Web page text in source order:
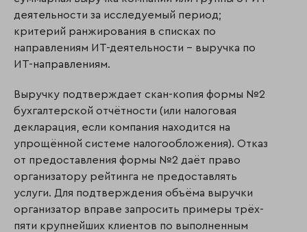
деятельности за исследуемый период;
критерий ранжирования в списках по
направлениям ИТ-деятельности – выручка по
ИТ-направлениям.
Выручку подтверждает скан-копия формы №2
бухгалтерской отчётности (или налоговая
декларация, если компания находится на
упрощённой системе налогообложения). Отказ
от предоставления формы №2 даёт право
организатору рейтинга не предоставлять
услуги. Для подтверждения объёма выручки
организатор вправе запросить примеры трёх-
пяти крупнейших клиентов по выполненным